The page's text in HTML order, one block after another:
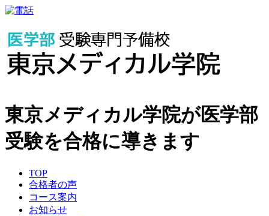
東京メディカル学院が医学部
受験を合格に導きます
TOP
合格者の声
コース案内
お知らせ